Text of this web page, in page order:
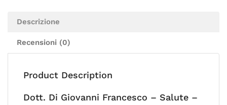
Descrizione
Recensioni (0)
Product Description
Dott. Di Giovanni Francesco – Salute –